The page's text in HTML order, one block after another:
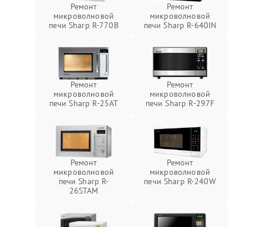
Ремонт
микроволновой
печи Sharp R-770B
Ремонт
микроволновой
печи Sharp R-640IN
Ремонт
микроволновой
печи Sharp R-25AT
Ремонт
микроволновой
печи Sharp R-297F
Ремонт
микроволновой
печи Sharp R-
26STAM
Ремонт
микроволновой
печи Sharp R-240W